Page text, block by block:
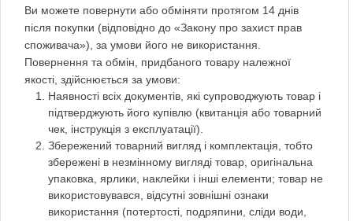
Ви можете повернути або обміняти протягом 14 днів
після покупки (відповідно до «Закону про захист прав
споживача»), за умови його не використання.
Повернення та обмін, придбаного товару належної
якості, здійснюється за умови:
Наявності всіх документів, які супроводжують товар і
підтверджують його купівлю (квитанція або товарний
чек, інструкція з експлуатації).
Збережений товарний вигляд і комплектація, тобто
збережені в незмінному вигляді товар, оригінальна
упаковка, ярлики, наклейки і інші елементи; товар не
використовувався, відсутні зовнішні ознаки
використання (потертості, подряпини, сліди води,